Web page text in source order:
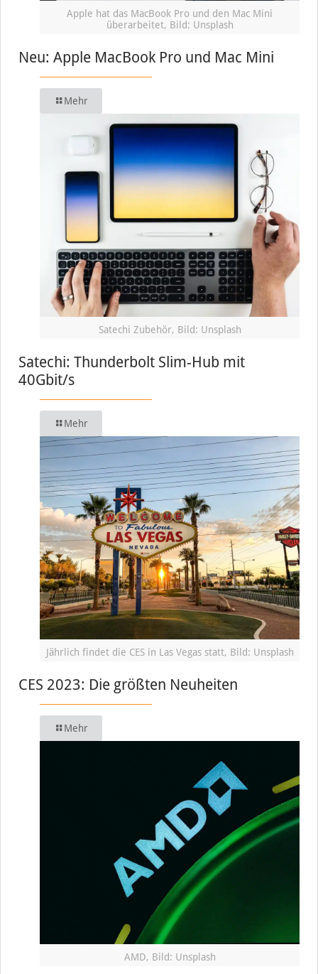
Apple hat das MacBook Pro und den Mac Mini
überarbeitet, Bild: Unsplash
Neu: Apple MacBook Pro und Mac Mini
Mehr
Satechi Zubehör, Bild: Unsplash
Satechi: Thunderbolt Slim-Hub mit
40Gbit/s
Mehr
Jährlich findet die CES in Las Vegas statt, Bild: Unsplash
CES 2023: Die größten Neuheiten
Mehr
AMD, Bild: Unsplash